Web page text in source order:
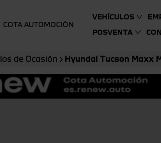
COTA AUTOMOCIÓN
VEHÍCULOS
POSVENTA
de Ocasión › Hyundai Tucson Maxx